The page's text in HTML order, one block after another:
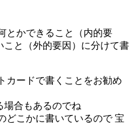
とかできること（内的要
こと（外的要因）に分けて書
カードで書くことをお勧め
場合もあるのでね
どこかに書いているので 宝